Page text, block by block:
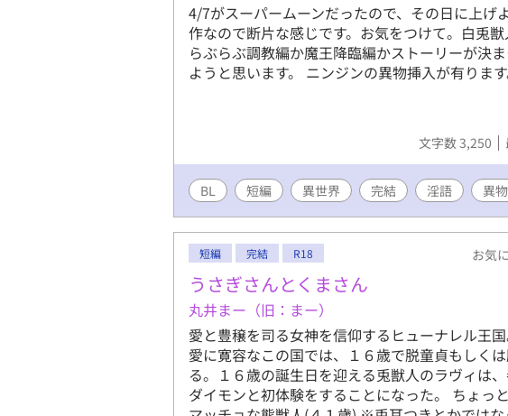
4/7がスーパームーンだったので、その日に上げ
作なので断片な感じです。お気をつけて。白兎
らぶらぶ調教編か魔王降臨編かストーリーが決
ようと思います。 ニンジンの異物挿入が有ります
文字数 3,250
BL 短編 異世界 完結 淫語 異
短編 完結 R18 お気
うさぎさんとくまさん
丸井まー（旧：まー）
愛と豊穣を司る女神を信仰するヒューナレル王
愛に寛容なこの国では、１６歳で脱童貞もしく
る。１６歳の誕生日を迎える兎獣人のラヴィは
ダイモンと初体験をすることになった。 ちょっ